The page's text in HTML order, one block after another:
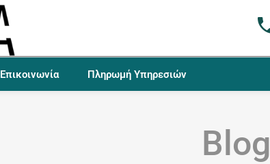
Επικοινωνία Πληρωμή Υπηρεσιών
Blog